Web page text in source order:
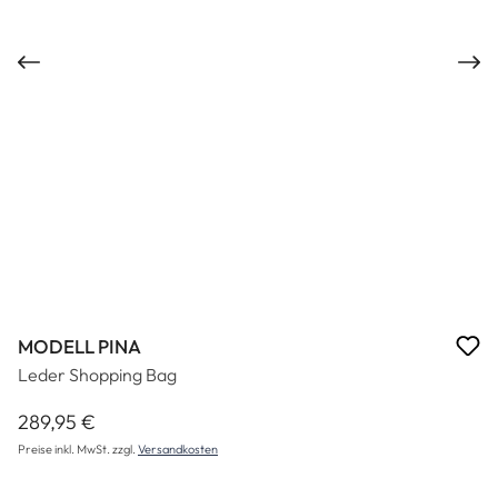
MODELL PINA
Leder Shopping Bag
Regulärer Preis:
289,95 €
Preise inkl. MwSt. zzgl. Versandkosten